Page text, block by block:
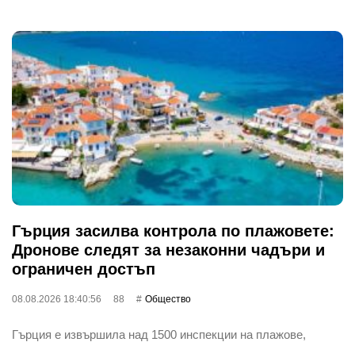
Гърция засилва контрола по плажовете:
Дронове следят за незаконни чадъри и
ограничен достъп
08.08.2026 18:40:56 88 Общество
Гърция е извършила над 1500 инспекции на плажове,